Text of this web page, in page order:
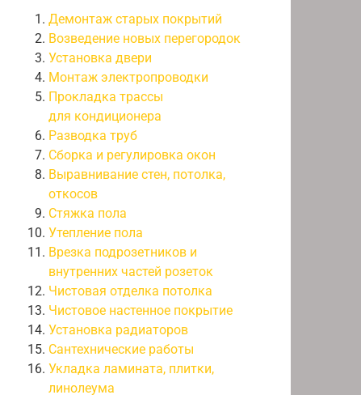
Демонтаж старых покрытий
Возведение новых перегородок
Установка двери
Монтаж электропроводки
Прокладка трассы
для кондиционера
Разводка труб
Сборка и регулировка окон
Выравнивание стен, потолка,
откосов
Стяжка пола
Утепление пола
Врезка подрозетников и
внутренних частей розеток
Чистовая отделка потолка
Чистовое настенное покрытие
Установка радиаторов
Сантехнические работы
Укладка ламината, плитки,
линолеума